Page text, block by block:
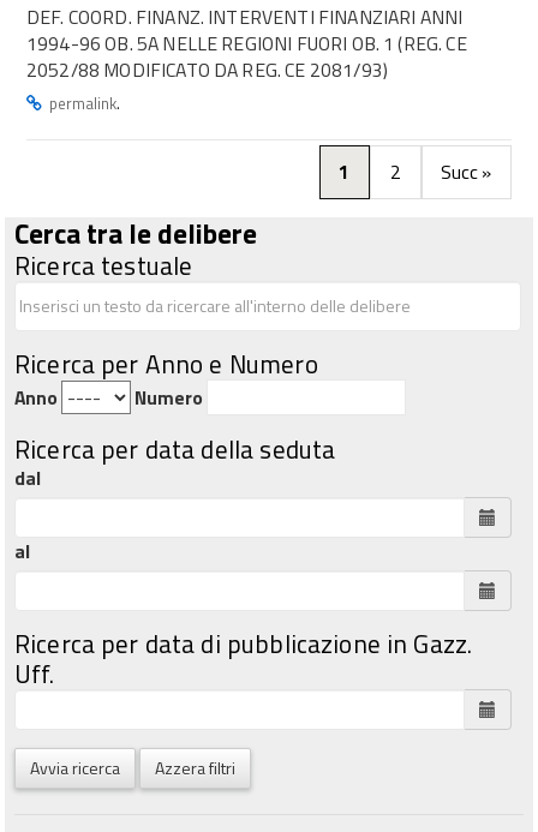
DEF. COORD. FINANZ. INTERVENTI FINANZIARI ANNI
1994-96 OB. 5A NELLE REGIONI FUORI OB. 1 (REG. CE
2052/88 MODIFICATO DA REG. CE 2081/93)
permalink.
1 2 Succ »
Cerca tra le delibere
Ricerca testuale
Ricerca per Anno e Numero
Anno Numero
Ricerca per data della seduta
dal
al
Ricerca per data di pubblicazione in Gazz.
Uff.
Avvia ricerca Azzera filtri